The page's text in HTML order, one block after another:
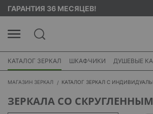
ГАРАНТИЯ 36 МЕСЯЦЕВ!
КАТАЛОГ ЗЕРКАЛ ШКАФЧИКИ ДУШЕВЫЕ
МАГАЗИН ЗЕРКАЛ КАТАЛОГ ЗЕРКАЛ С
ЗЕРКАЛА СО